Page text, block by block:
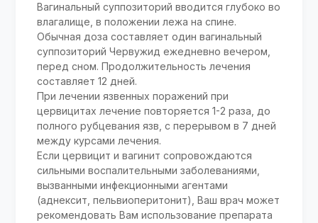
Вагинальный суппозиторий вводится глубоко во
влагалище, в положении лежа на спине.
Обычная доза составляет один вагинальный
суппозиторий Червужид ежедневно вечером,
перед сном. Продолжительность лечения
составляет 12 дней.
При лечении язвенных поражений при
цервицитах лечение повторяется 1-2 раза, до
полного рубцевания язв, с перерывом в 7 дней
между курсами лечения.
Если цервицит и вагинит сопровождаются
сильными воспалительными заболеваниями,
вызванными инфекционными агентами
(аднексит, пельвиоперитонит), Ваш врач может
рекомендовать Вам использование препарата